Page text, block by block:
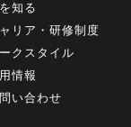
知る
リア・研修制度
クスタイル
情報
い合わせ